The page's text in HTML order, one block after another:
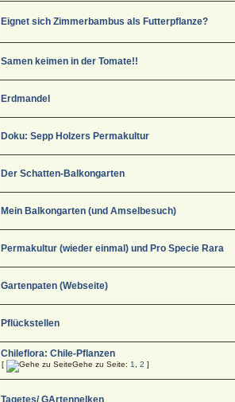
Eignet sich Zimmerbambus als Futterpflanze?
Samen keimen in der Tomate!!
Erdmandel
Doku: Sepp Holzers Permakultur
Der Schatten-Balkongarten
Mein Balkongarten (und Amselbesuch)
Permakultur (wieder einmal) und Pro Specie Rara
Gartenpaten (Webseite)
Pflückstellen
Chileflora: Chile-Pflanzen
[ Gehe zu Seite: 1 ,2 ]
Tagetes/ GArtennelken